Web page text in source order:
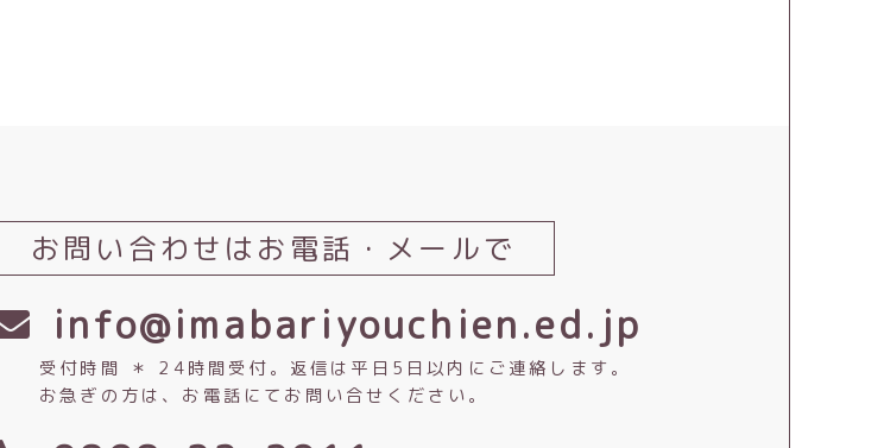
お問い合わせは お電話・メールで
info@imabariyouchien.ed.jp
受付時間 ＊ 24時間受付。返信は平日5日以内にご連絡します。
お急ぎの方は、お電話にてお問い合せください。